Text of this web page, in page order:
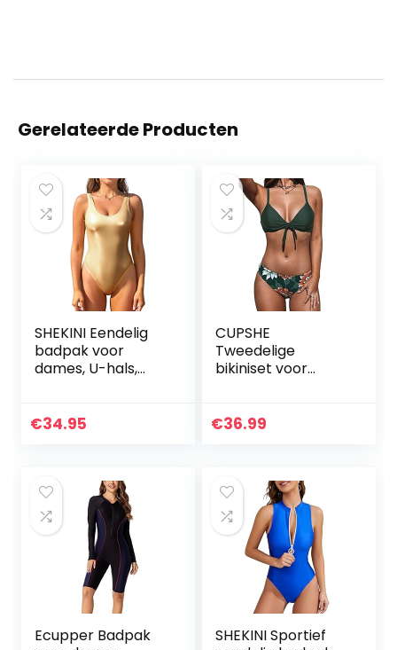
Gerelateerde Producten
SHEKINI Eendelig
badpak voor
dames, U-hals,
badmode, hoge
€34.95
CUPSHE
Tweedelige
bikiniset voor
knoop konijntje
€36.99
Ecupper Badpak
SHEKINI Sportief